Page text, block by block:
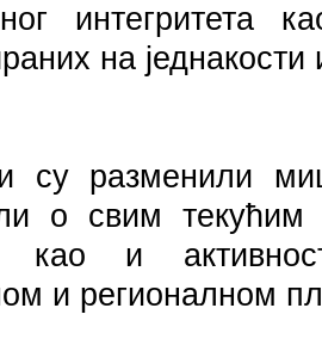
интегритета
на
су разменили
о свим текућим
као и
и регионалном